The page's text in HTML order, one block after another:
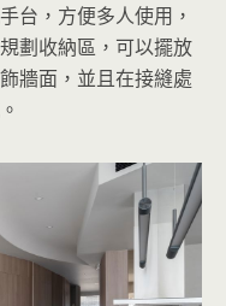
台，方便多人使用，
劃收納區，可以擺放
牆面，並且在接縫處